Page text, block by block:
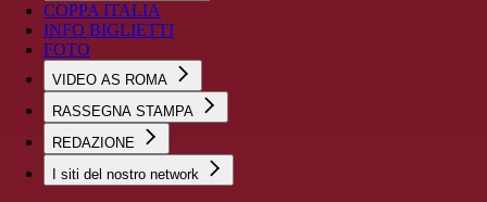
COPPA ITALIA
INFO BIGLIETTI
FOTO
VIDEO AS ROMA
RASSEGNA STAMPA
REDAZIONE
I siti del nostro network